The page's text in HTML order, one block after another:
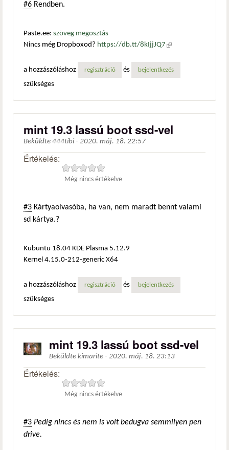
#6 Rendben.
Paste.ee: szöveg megosztás
Nincs még Dropboxod? https://db.tt/8kIjjJQ7 (külső
a hozzászóláshoz
regisztráció és bejelentkezés
szükséges
mint 19.3 lassú boot ssd-vel
Beküldte 444tibi - 2020. máj. 18. 22:57
Értékelés:
Még nincs értékelve
#3 Kártyaolvasóba, ha van, nem maradt bennt valami
sd kártya.?
Kubuntu 18.04 KDE Plasma 5.12.9
Kernel 4.15.0-212-generic X64
a hozzászóláshoz regisztráció és bejelentkezés
szükséges
mint 19.3 lassú boot ssd-vel
Beküldte kimarite - 2020. máj. 18. 23:13
Értékelés:
Még nincs értékelve
#3 Pedig nincs és nem is volt bedugva semmilyen pen
drive.